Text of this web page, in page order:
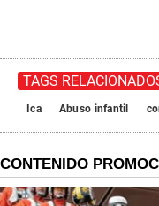
TAGS
Ica Abuso infantil